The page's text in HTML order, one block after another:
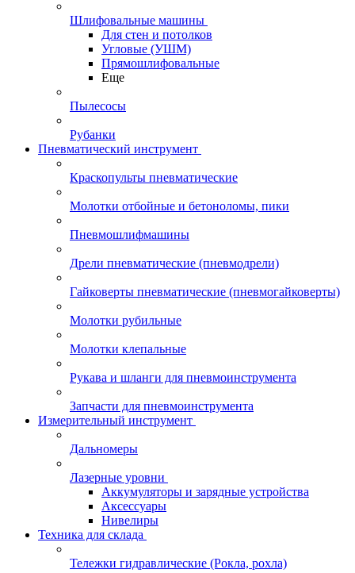
Шлифовальные машины
Для стен и потолков
Угловые (УШМ)
Прямошлифовальные
Еще
Пылесосы
Рубанки
Пневматический инструмент
Краскопульты пневматические
Молотки отбойные и бетоноломы, пики
Пневмошлифмашины
Дрели пневматические (пневмодрели)
Гайковерты пневматические (пневмогайковерты)
Молотки рубильные
Молотки клепальные
Рукава и шланги для пневмоинструмента
Запчасти для пневмоинструмента
Измерительный инструмент
Дальномеры
Лазерные уровни
Аккумуляторы и зарядные устройства
Аксессуары
Нивелиры
Техника для склада
Тележки гидравлические (Рокла, рохла)